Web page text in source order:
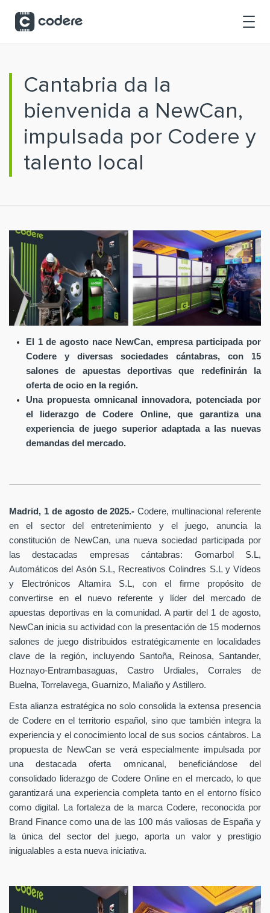
Cantabria da la
bienvenida a NewCan,
impulsada por Codere y
talento local
El 1 de agosto nace NewCan, empresa participada por
Codere y diversas sociedades cántabras, con 15
salones de apuestas deportivas que redefinirán la
oferta de ocio en la región.
Una propuesta omnicanal innovadora, potenciada por
el liderazgo de Codere Online, que garantiza una
experiencia de juego superior adaptada a las nuevas
demandas del mercado.
Madrid, 1 de agosto de 2025.-Codere, multinacional referente
en el sector del entretenimiento y el juego, anuncia la
constitución de NewCan, una nueva sociedad participada por
las destacadas empresas cántabras: Gomarbol S.L,
Automáticos del Asón S.L, Recreativos Colindres S.L y Vídeos
y Electrónicos Altamira S.L, con el firme propósito de
convertirse en el nuevo referente y líder del mercado de
apuestas deportivas en la comunidad. A partir del 1 de agosto,
NewCan inicia su actividad con la presentación de 15 modernos
salones de juego distribuidos estratégicamente en localidades
clave de la región, incluyendo Santoña, Reinosa, Santander,
Hoznayo-Entrambasaguas, Castro Urdiales, Corrales de
Buelna, Torrelavega, Guarnizo, Maliaño y Astillero.
Esta alianza estratégica no solo consolida la extensa presencia
de Codere en el territorio español, sino que también integra la
experiencia y el conocimiento local de sus socios cántabros. La
propuesta de NewCan se verá especialmente impulsada por
una destacada oferta omnicanal, beneficiándose del
consolidado liderazgo de Codere Online en el mercado, lo que
garantizará una experiencia completa tanto en el entorno físico
como digital. La fortaleza de la marca Codere, reconocida por
Brand Finance como una de las 100 más valiosas de España y
la única del sector del juego, aporta un valor y prestigio
inigualables a esta nueva iniciativa.